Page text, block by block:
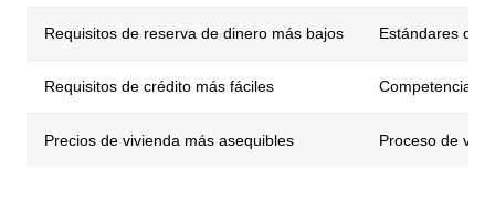
Requisitos de reserva de dinero más bajos Estándares de
Requisitos de crédito más fáciles Competencia
Precios de vivienda más asequibles Proceso de